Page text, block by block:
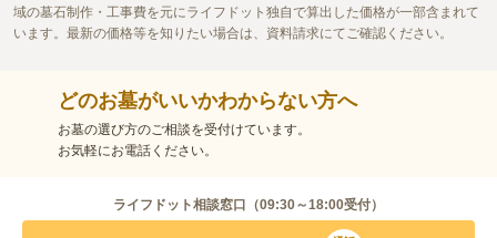
域の墓石制作・工事費を元にライフドット独自で算出した価格が一部含まれて
います。最新の価格等を知りたい場合は、資料請求にてご確認ください。
どのお墓がいいかわからない方へ
お墓の選び方のご相談を受付けています。
お気軽にお電話ください。
ライフドット相談窓口（09:30～18:00受付）